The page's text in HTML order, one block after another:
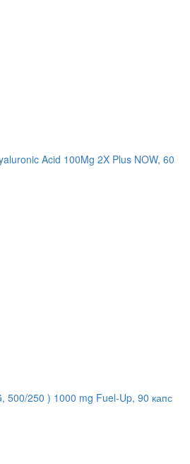
Acid 100Mg 2X Plus NOW, 60
500/250 ) 1000 mg Fuel-Up, 90 капс